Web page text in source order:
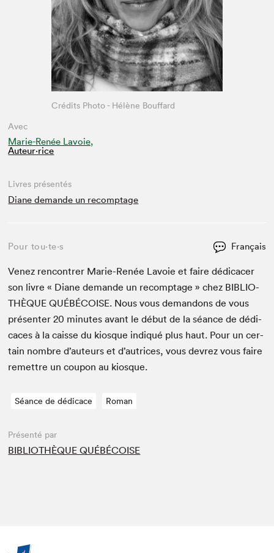
Avec
Marie-Renée Lavoie,
Auteur·rice
Crédits Photo - Hélène Bouffard
Livres présentés
Diane demande un recomptage
Pour tou⋅te⋅s Français
Venez ren­con­tr­er Marie-Renée Lavoie et faire dédi­cac­er
son livre « Diane demande un recomp­tage » chez BIB­LIO­
THÈQUE QUÉBÉ­COISE. Nous vous deman­dons de vous
présen­ter20 min­utes avant le début de la séance de dédi­
caces à la caisse du kiosque indiqué plus haut. Pour un cer­
tain nom­bre d’auteurs et d’autrices, vous devrez vous faire
remet­tre un coupon au kiosque.
Séance de dédicace Roman
Présenté par
BIBLIOTHÈQUE QUÉBÉCOISE